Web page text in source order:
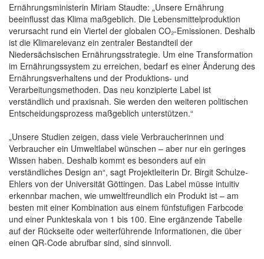
Ernährungsministerin Miriam Staudte: „Unsere Ernährung
beeinflusst das Klima maßgeblich. Die Lebensmittelproduktion
verursacht rund ein Viertel der globalen CO₂-Emissionen. Deshalb
ist die Klimarelevanz ein zentraler Bestandteil der
Niedersächsischen Ernährungsstrategie. Um eine Transformation
im Ernährungssystem zu erreichen, bedarf es einer Änderung des
Ernährungsverhaltens und der Produktions- und
Verarbeitungsmethoden. Das neu konzipierte Label ist
verständlich und praxisnah. Sie werden den weiteren politischen
Entscheidungsprozess maßgeblich unterstützen.“
„Unsere Studien zeigen, dass viele Verbraucherinnen und
Verbraucher ein Umweltlabel wünschen – aber nur ein geringes
Wissen haben. Deshalb kommt es besonders auf ein
verständliches Design an“, sagt Projektleiterin Dr. Birgit Schulze-
Ehlers von der Universität Göttingen. Das Label müsse intuitiv
erkennbar machen, wie umweltfreundlich ein Produkt ist – am
besten mit einer Kombination aus einem fünfstufigen Farbcode
und einer Punkteskala von 1 bis 100. Eine ergänzende Tabelle
auf der Rückseite oder weiterführende Informationen, die über
einen QR-Code abrufbar sind, sind sinnvoll.